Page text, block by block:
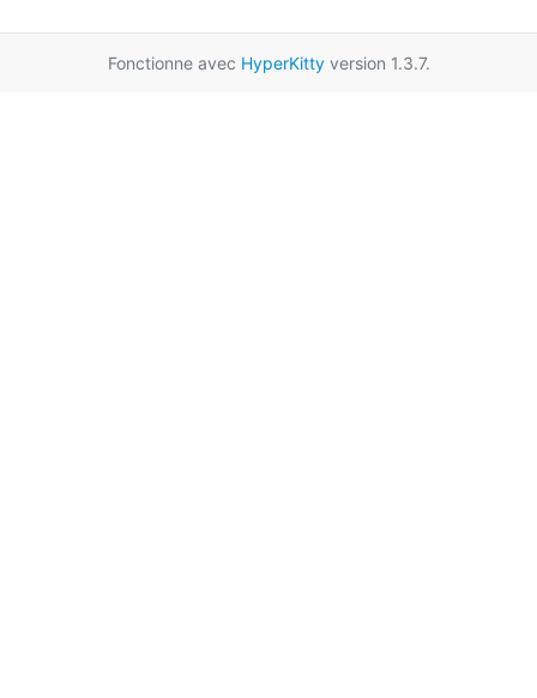
Fonctionne avec HyperKittyversion 1.3.7.